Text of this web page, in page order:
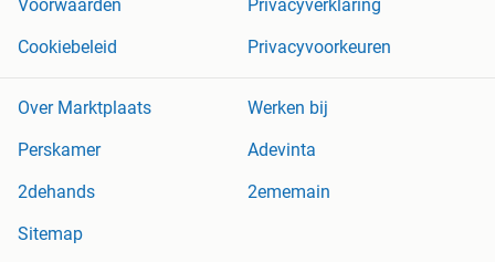
Voorwaarden
Privacyverklaring
Cookiebeleid
Privacyvoorkeuren
Over Marktplaats
Werken bij
Perskamer
Adevinta
2dehands
2ememain
Sitemap